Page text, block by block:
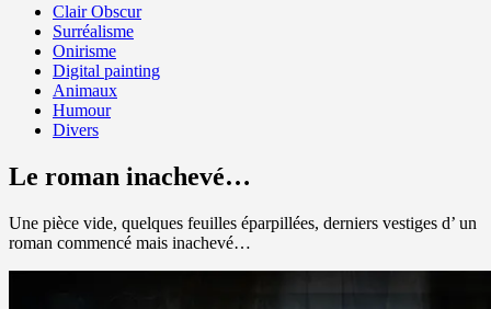
Clair Obscur
Surréalisme
Onirisme
Digital painting
Animaux
Humour
Divers
Le roman inachevé…
Une pièce vide, quelques feuilles éparpillées, derniers vestiges d’ un
roman commencé mais inachevé…